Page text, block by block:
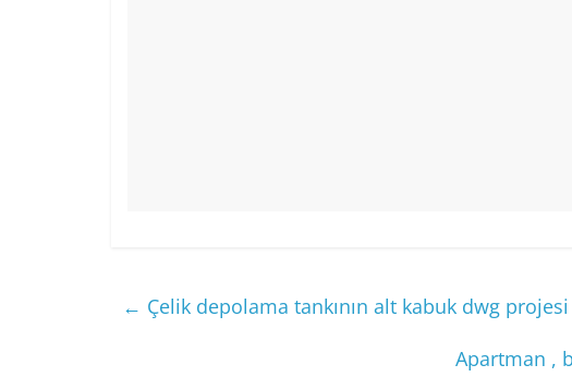
← Çelik depolama tankının alt kabuk dwg projesi
Apartman ,